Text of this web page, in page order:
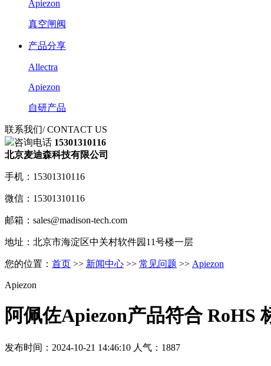
Apiezon
真空闸阀
产品分享
Allectra
Apiezon
自研产品
联系我们/ CONTACT US
咨询电话 15301310116
北京麦迪森科技有限公司
手机：15301310116
微信：15301310116
邮箱：sales@madison-tech.com
地址：北京市海淀区中关村软件园11号楼一层
您的位置： 首页 >> 新闻中心 >> 常见问题 >> Apiezon
Apiezon
阿佩佐Apiezon产品符合 RoHS
发布时间：2024-10-21 14:46:10 人气：1887